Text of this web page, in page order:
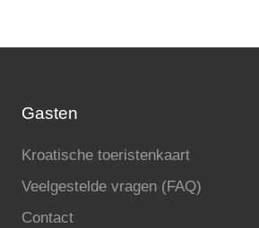
Gasten
Kroatische toeristenkaart
Veelgestelde vragen (FAQ)
Contact